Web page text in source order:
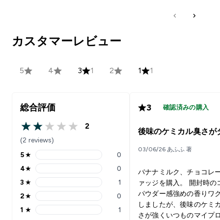
カスタマーレビュー
5 4 3 1 2 1 1
総合評価
2 out of 5 stars
2
(2 reviews)
5 stars rating 0 reviews
5★ 0
4 stars rating 0 reviews
4★ 0
3 stars rating 1 reviews
3 ★ 1
2 stars rating 0 reviews
2★ 0
1 stars rating 1 reviews
1 ★ 1
3 確認済みの購入
後味のケミカル臭さが
03/06/26 あふふ 著
バナナミルク、チョコレ
ァッジを購入。 開封時の
パウダー感強めの香りワ
しましたが、後味のケミ
さが強くいつものマイプ